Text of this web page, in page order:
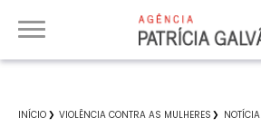
INÍCIO VIOLÊNCIA CONTRA AS MULHERES